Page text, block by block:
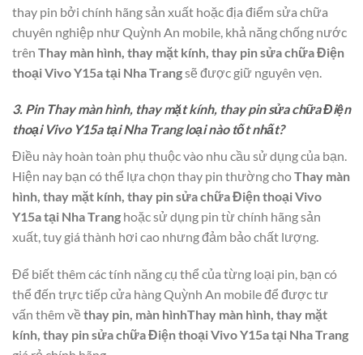
thay pin bởi chính hãng sản xuất hoặc địa điểm sửa chữa
chuyên nghiệp như Quỳnh An mobile, khả năng chống nước
trên Thay màn hình, thay mặt kính, thay pin sửa chữa Điện
thoại Vivo Y15a tại Nha Trangsẽ được giữ nguyên vẹn.
3. Pin Thay màn hình, thay mặt kính, thay pin sửa chữa Điện
thoại Vivo Y15a tại Nha Trang loại nào tốt nhất?
Điều này hoàn toàn phụ thuộc vào nhu cầu sử dụng của bạn.
Hiện nay bạn có thể lựa chọn thay pin thường choThay màn
hình, thay mặt kính, thay pin sửa chữa Điện thoại Vivo
Y15a tại Nha Trang hoặc sử dụng pin từ chính hãng sản
xuất, tuy giá thành hơi cao nhưng đảm bảo chất lượng.
Để biết thêm các tính năng cụ thể của từng loại pin, bạn có
thể đến trực tiếp cửa hàng Quỳnh An mobile để được tư
vấn thêm về thay pin, màn hìnhThay màn hình, thay mặt
kính, thay pin sửa chữa Điện thoại Vivo Y15a tại Nha Trang